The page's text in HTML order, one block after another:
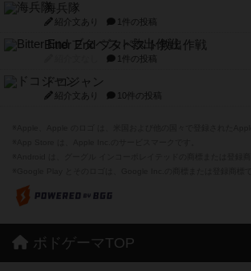
海兵隊
紹介文あり 1件の投稿
Bitter End ブタペスト救出作戦
1件の投稿
ドコジャン
紹介文あり 10件の投稿
ボドゲーマTOP